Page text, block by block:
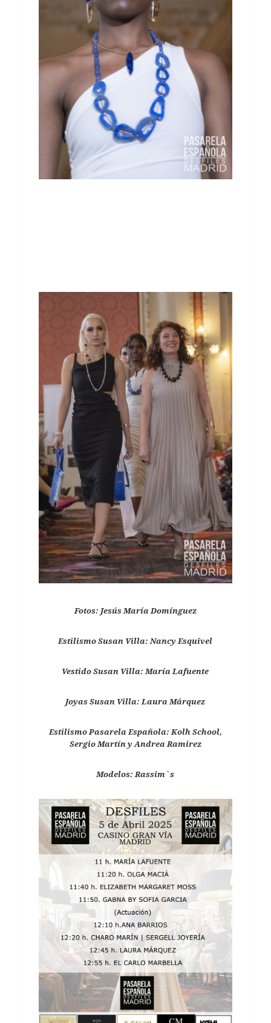
Fotos: Jesús María Domínguez
Estilismo Susan Villa: Nancy Esquivel
Vestido Susan Villa: María Lafuente
Joyas Susan Villa: Laura Márquez
Estilismo Pasarela Española: Kolh School,
Sergio Martín y Andrea Ramirez
Modelos: Rassim`s